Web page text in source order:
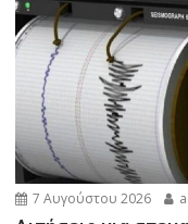
7 Αυγούστου 2026